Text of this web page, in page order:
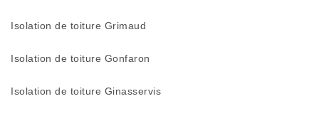
Isolation de toiture Grimaud
Isolation de toiture Gonfaron
Isolation de toiture Ginasservis